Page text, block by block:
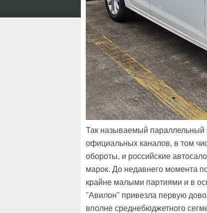
Так называемый параллельный
официальных каналов, в том
обороты, и российские
марок. До недавнего момента
крайне малыми партиями и в
"Авилон" привезла первую
вполне среднебюджетного